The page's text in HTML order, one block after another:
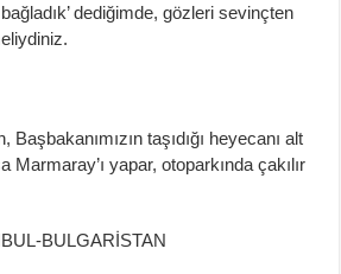
dediğimde, gözleri sevinçten
Başbakanımızın taşıdığı heyecanı alt
Marmaray’ı yapar, otoparkında çakılır
BULGARİSTAN